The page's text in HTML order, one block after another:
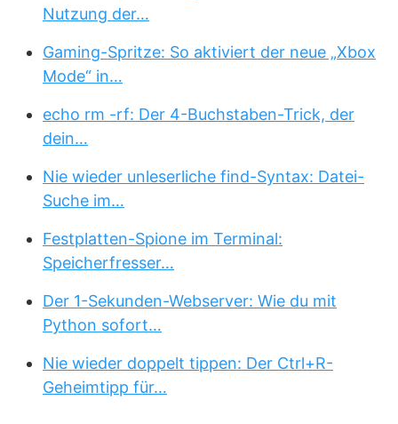
Nutzung der…
Gaming-Spritze: So aktiviert der neue „Xbox
Mode“ in…
echo rm -rf: Der 4-Buchstaben-Trick, der
dein…
Nie wieder unleserliche find-Syntax: Datei-
Suche im…
Festplatten-Spione im Terminal:
Speicherfresser…
Der 1-Sekunden-Webserver: Wie du mit
Python sofort…
Nie wieder doppelt tippen: Der Ctrl+R-
Geheimtipp für…